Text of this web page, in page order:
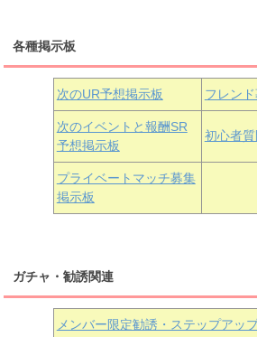
黒澤ダイヤ
朝香果林 近江彼方
各種掲示板
次のUR予想掲示板 フレン
次のイベントと報酬SR
予想掲示板
初心者
プライベートマッチ募集
掲示板
ガチャ・勧誘関連
メンバー限定勧誘・ステップアッ